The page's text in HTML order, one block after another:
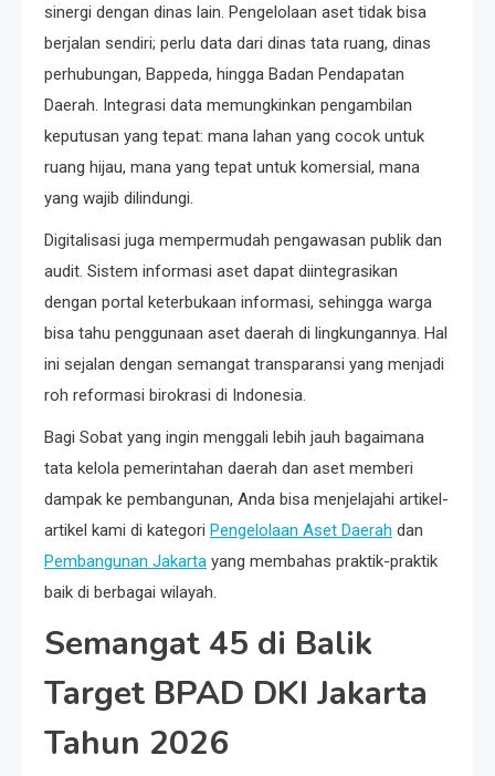
sinergi dengan dinas lain. Pengelolaan aset tidak bisa
berjalan sendiri; perlu data dari dinas tata ruang, dinas
perhubungan, Bappeda, hingga Badan Pendapatan
Daerah. Integrasi data memungkinkan pengambilan
keputusan yang tepat: mana lahan yang cocok untuk
ruang hijau, mana yang tepat untuk komersial, mana
yang wajib dilindungi.
Digitalisasi juga mempermudah pengawasan publik dan
audit. Sistem informasi aset dapat diintegrasikan
dengan portal keterbukaan informasi, sehingga warga
bisa tahu penggunaan aset daerah di lingkungannya. Hal
ini sejalan dengan semangat transparansi yang menjadi
roh reformasi birokrasi di Indonesia.
Bagi Sobat yang ingin menggali lebih jauh bagaimana
tata kelola pemerintahan daerah dan aset memberi
dampak ke pembangunan, Anda bisa menjelajahi artikel-
artikel kami di kategori Pengelolaan Aset Daerah dan
Pembangunan Jakarta yang membahas praktik-praktik
baik di berbagai wilayah.
Semangat 45 di Balik
Target BPAD DKI Jakarta
Tahun 2026